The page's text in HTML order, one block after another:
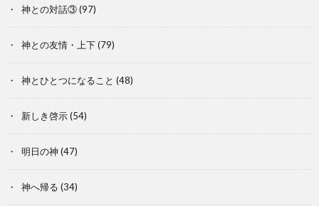
神との対話③(97)
神との友情・上下(79)
神とひとつになること (48)
新しき啓示(54)
明日の神 (47)
神へ帰る (34)